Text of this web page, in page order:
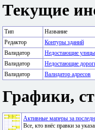
Текущие
Тип Название
Редактор
Контуры зданий
Валидатор
Недостающие улицы
Валидатор
Недостающие
Валидатор
Валидатор адресов
Графики,
Активные маперы за
Все, кто внёс правки за